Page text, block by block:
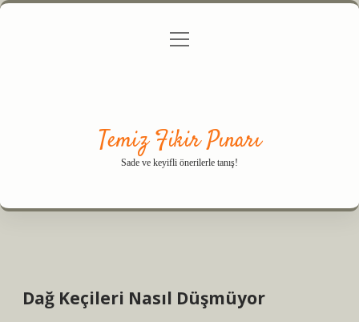
Gizlilik Politikası
menüyü
Temiz Fikir Pınarı
Sade ve keyifli önerilerle tanış!
Dağ Keçileri Nasıl Düşmüyor